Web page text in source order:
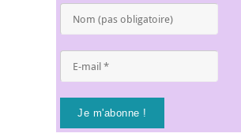
*
Nom
(pas
E-
mail